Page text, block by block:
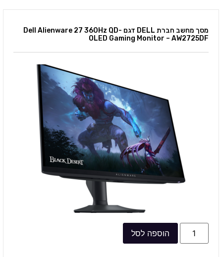
מסך מחשב חברת DELL דגם Dell Alienware 27 360Hz QD-
OLED Gaming Monitor – AW2725DF
הוספה לסל